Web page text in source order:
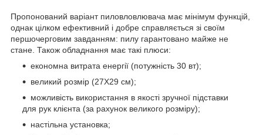
Пропонований варіант пиловловлювача має мінімум функцій,
однак цілком ефективний і добре справляється зі своїм
першочерговим завданням: пилу гарантовано майже не
стане. Також обладнання має такі плюси:
економна витрата енергії (потужність 30 вт);
великий розмір (27Х29 см);
можливість використання в якості зручної підставки
для рук клієнта (за рахунок великого розміру);
настільна установка;